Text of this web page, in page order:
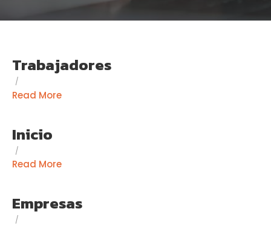
Trabajadores
/
Read More
Inicio
/
Read More
Empresas
/